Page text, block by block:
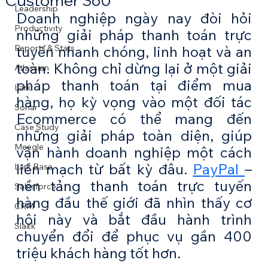
Leadership
Productivity
Reports & Stats
Atlassian
Lark
Sonar
Case Study
Meegle
Lark Base
Salesforce
CRM
Slack
Doanh nghiệp ngày nay đòi hỏi
những giải pháp thanh toán trực
tuyến nhanh chóng, linh hoạt và an
toàn. Không chỉ dừng lại ở một giải
pháp thanh toán tại điểm mua
hàng, họ kỳ vọng vào một đối tác
Ecommerce có thể mang đến
những giải pháp toàn diện, giúp
vận hành doanh nghiệp một cách
liền mạch từ bất kỳ đâu. PayPal –
nền tảng thanh toán trực tuyến
hàng đầu thế giới đã nhìn thấy cơ
hội này và bắt đầu hành trình
chuyển đổi để phục vụ gần 400
triệu khách hàng tốt hơn.